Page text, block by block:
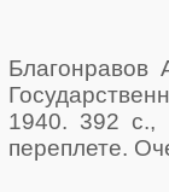
Благонравов
1940. 392
переплете.